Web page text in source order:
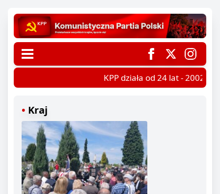
KPP działa od 24 lat - 2002-
Kraj